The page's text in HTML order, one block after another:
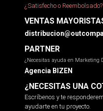
¿Satisfecho o Reembolsado?
VENTAS
PARTNER
¿Necesitas ayuda en Marketing
Agencia BIZEN
¿NECESITAS UNA
Escríbenos y te
ayudarte en tu proyecto.